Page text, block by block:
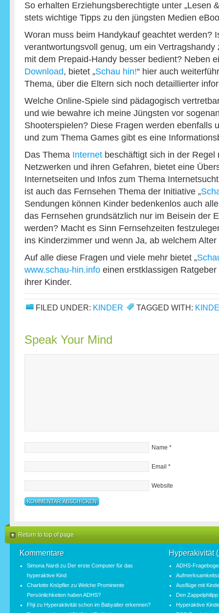
So erhalten Erziehungsberechtigte unter „Lesen
stets wichtige Tipps zu den jüngsten Medien
Woran muss beim Handykauf geachtet werden?
verantwortungsvoll genug, um ein
mit dem Prepaid-Handy besser bedient? Neben
Download, bietet „Schau hin!“ hier auch
Thema, über die Eltern sich noch detaillierter
Welche Online-Spiele sind pädagogisch
und wie bewahre ich meine Jüngsten vor
Shooterspielen? Diese Fragen werden ebenfalls
und zum Thema Games gibt es eine
Das Thema Internet beschäftigt sich in der
Netzwerken und ihren Gefahren, bietet eine
Internetseiten und Infos zum Thema
ist auch das Fernsehen Thema der Initiative „
Sendungen können Kinder bedenkenlos auch
das Fernsehen grundsätzlich nur im Beisein der
werden? Macht es Sinn Fernsehzeiten
ins Kinderzimmer und wenn Ja, ab welchem
Auf alle diese Fragen und viele mehr bietet „
www.schau-hin.info einen erstklassigen
ihrer Kinder.
FILED UNDER: KINDER TAGGED WITH:
Speak Your Mind
Name *
Email *
Website
Return to top of page
Kommentare
Simona Nardi zu Der erste Computer für das
hyperaktive Kind
Charlotte Knöpfler zu Welche Prominente
Persönlichkeiten haben ADHS?
Fhji zu Hyperaktivität schon im Babyalter erkennen?
Hyperakivität
ADHS-
Ausflüge mit
Den
Hyperaktive